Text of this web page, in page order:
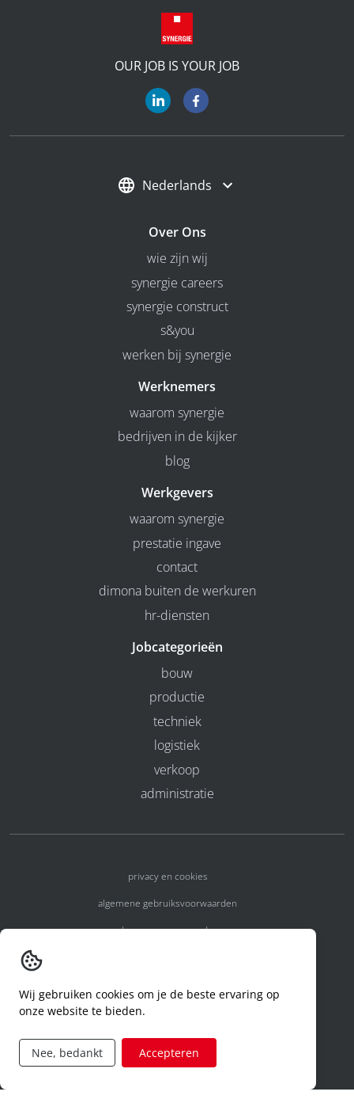
OUR JOB IS YOUR JOB
Nederlands
Over Ons
wie zijn wij
synergie careers
synergie construct
s&you
werken bij synergie
Werknemers
waarom synergie
bedrijven in de kijker
blog
Werkgevers
waarom synergie
prestatie ingave
contact
dimona buiten de werkuren
hr-diensten
Jobcategorieën
bouw
productie
techniek
logistiek
verkoop
administratie
privacy en cookies
algemene gebruiksvoorwaarden
algemene voorwaarden
code of conduct
aanvraag rechten ivm privacy
Wij gebruiken cookies om je de beste ervaring op
onze website te bieden.
Nee, bedankt Accepteren